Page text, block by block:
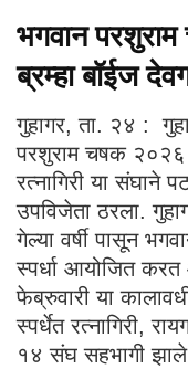
भगवान
ब्रम्हा बॉईज
गुहागर, ता. २४ :
परशुराम चषक २०२६
रत्नागिरी या संघाने
उपविजेता ठरला.
गेल्या वर्षी पासून
स्पर्धा आयोजित
फेब्रुवारी या
स्पर्धेत रत्नागिरी,
१४ संघ सहभागी झाले